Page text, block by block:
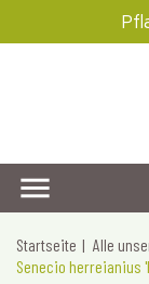

Startseite Alle
Senecio herreianius